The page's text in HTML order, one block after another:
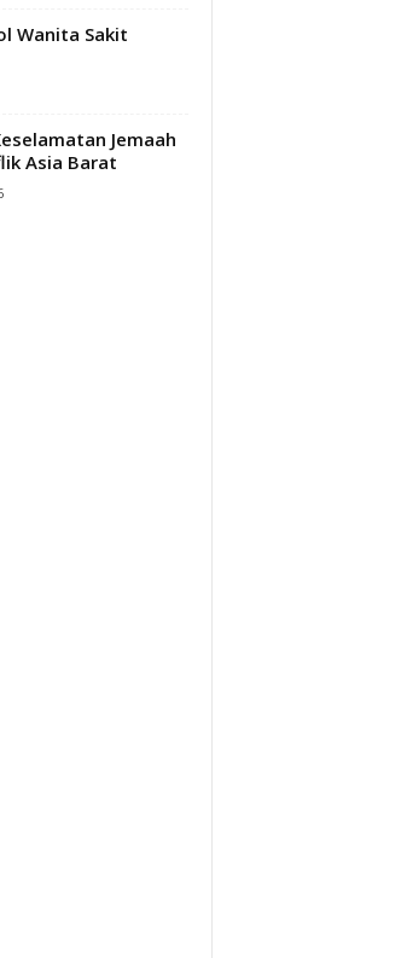
Wanita Sakit
Jemaah
Asia Barat